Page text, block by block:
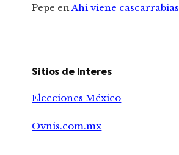
Pepe enAhi viene cascarrabias
Sitios de Interes
Elecciones México
Ovnis.com.mx